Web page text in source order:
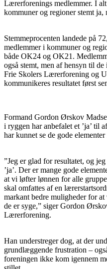
Lærerforenings medlemmer. I
kommuner og regioner stemt ja,
Stemmeprocenten landede på
medlemmer i kommuner og
både OK24 og OK21.
også stemt, men af hensyn til
Frie Skolers Lærerforening og
kommunikeres resultatet først
Formand Gordon Ørskov
i ryggen har anbefalet et ’ja’ til
har kunnet se de gode
”Jeg er glad for resultatet, og
’ja’. Der er mange gode
at vi løfter lønnen for alle
skal omfattes af en
markant bedre muligheder for
de er syge,” siger Gordon
Lærerforening.
Han understreger dog, at der
grundlæggende frustration –
foreningen ikke kom igennem